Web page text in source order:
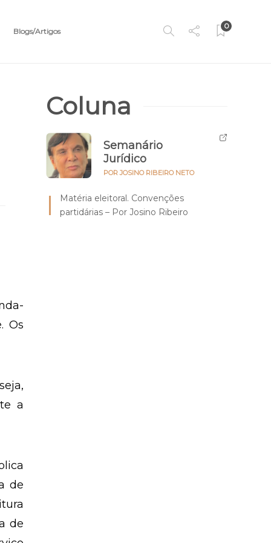
Blogs/Artigos
0
Os
a
de
de
Coluna
Semanário
Jurídico
POR JOSINO RIBEIRO NETO
Matéria eleitoral. Convenções
partidárias – Por Josino Ribeiro